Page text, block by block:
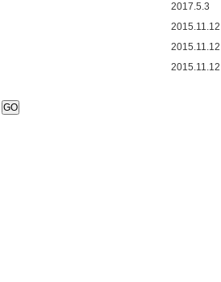
2017.5.3
2015.11.12
2015.11.12
2015.11.12